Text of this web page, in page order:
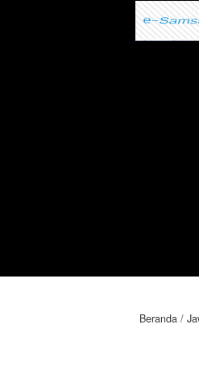
Beranda